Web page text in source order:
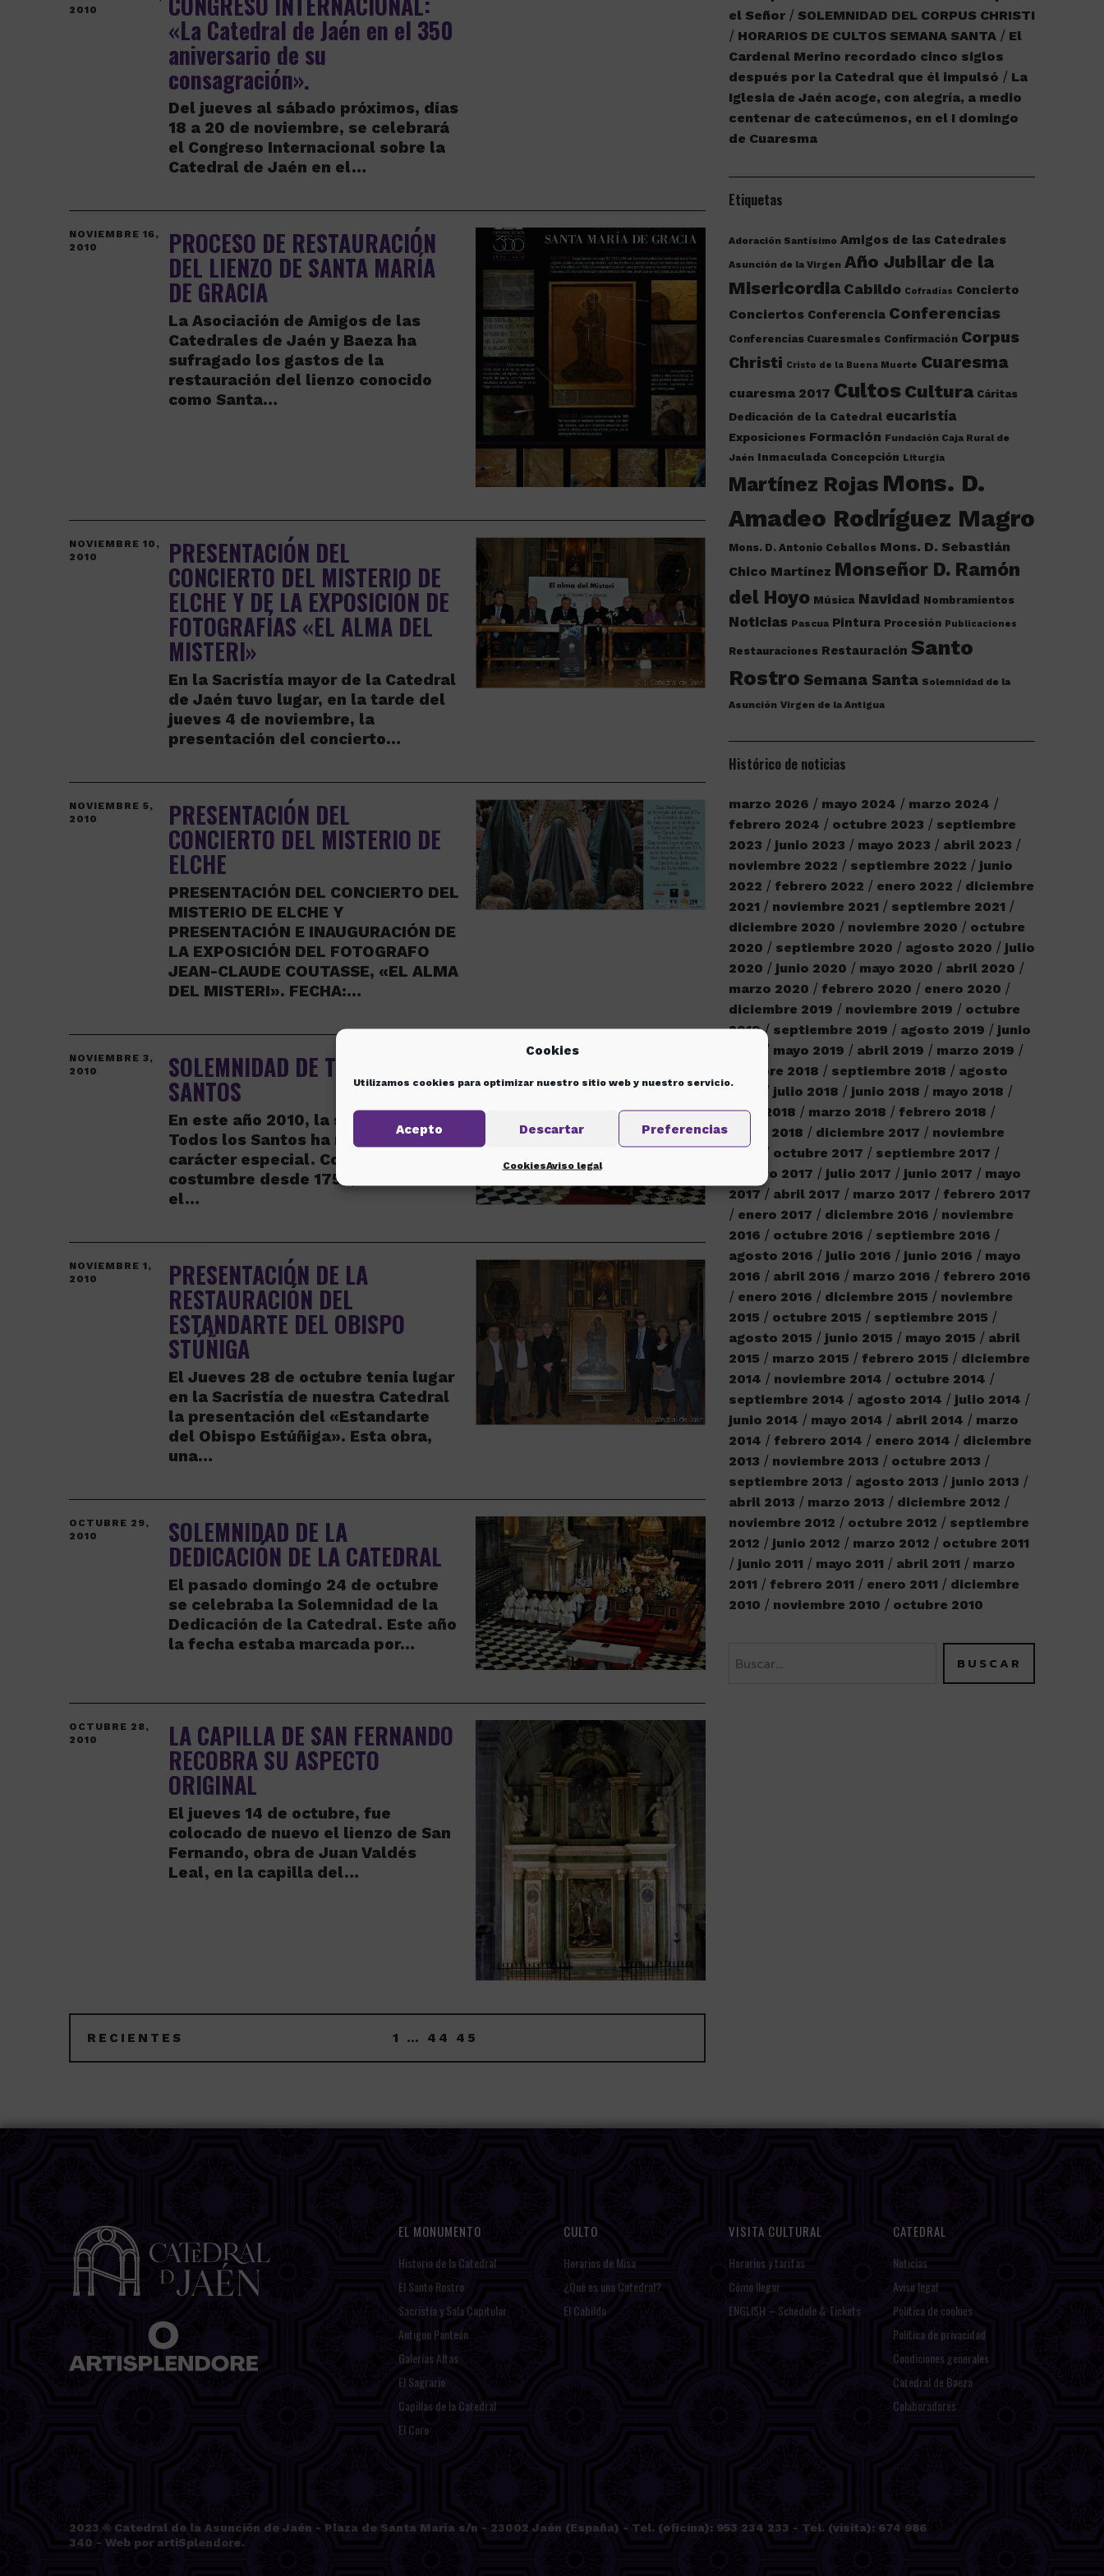
Cookies
Utilizamos cookies para optimizar nuestro sitio web y nuestro servicio.
Acepto Descartar Preferencias
CookiesAviso legal
2010
«La Catedral de Jaén en el 350
aniversario de su
consagración».
Del jueves al sábado próximos, días
18 a 20 de noviembre, se celebrará
el Congreso Internacional sobre la
Catedral de Jaén en el…
NOVIEMBRE 16,
2010
PROCESO DE RESTAURACIÓN
DEL LIENZO DE SANTA MARÍA
DE GRACIA
La Asociación de Amigos de las
Catedrales de Jaén y Baeza ha
sufragado los gastos de la
restauración del lienzo conocido
como Santa…
NOVIEMBRE 10,
2010
PRESENTACIÓN DEL
CONCIERTO DEL MISTERIO DE
ELCHE Y DE LA EXPOSICIÓN DE
FOTOGRAFÍAS «EL ALMA DEL
MISTERI»
En la Sacristía mayor de la Catedral
de Jaén tuvo lugar, en la tarde del
jueves 4 de noviembre, la
presentación del concierto…
NOVIEMBRE 5,
2010
PRESENTACIÓN DEL
CONCIERTO DEL MISTERIO DE
ELCHE
PRESENTACIÓN DEL CONCIERTO DEL
MISTERIO DE ELCHE Y
PRESENTACIÓN E INAUGURACIÓN DE
LA EXPOSICIÓN DEL FOTOGRAFO
JEAN-CLAUDE COUTASSE, «EL ALMA
DEL MISTERI». FECHA:…
NOVIEMBRE 3,
2010
SOLEMNIDAD DE TODOS LOS
SANTOS
En este año 2010, la solemnidad de
Todos los Santos ha revestido un
carácter especial. Como es
costumbre desde 1756, se colocó
el…
NOVIEMBRE 1,
2010
PRESENTACIÓN DE LA
RESTAURACIÓN DEL
ESTANDARTE DEL OBISPO
STÚÑIGA
El Jueves 28 de octubre tenía lugar
en la Sacristía de nuestra Catedral
la presentación del «Estandarte
del Obispo Estúñiga». Esta obra,
una…
OCTUBRE 29,
2010
SOLEMNIDAD DE LA
DEDICACIÓN DE LA CATEDRAL
El pasado domingo 24 de octubre
se celebraba la Solemnidad de la
Dedicación de la Catedral. Este año
la fecha estaba marcada por…
OCTUBRE 28,
2010
LA CAPILLA DE SAN FERNANDO
RECOBRA SU ASPECTO
ORIGINAL
El jueves 14 de octubre, fue
colocado de nuevo el lienzo de San
Fernando, obra de Juan Valdés
Leal, en la capilla del…
RECIENTES 1 … 44 45
el Señor
SOLEMNIDAD DEL CORPUS CHRISTI
HORARIOS DE CULTOS SEMANA SANTA
El
Cardenal Merino recordado cinco siglos
después por la Catedral que él impulsó
La
Iglesia de Jaén acoge, con alegría, a medio
centenar de catecúmenos, en el I domingo
de Cuaresma
Etiquetas
Adoración Santísimo Amigos de las Catedrales
Asunción de la Virgen Año Jubilar de la
Misericordia Cabildo Cofradías Concierto
Conciertos Conferencia Conferencias
Conferencias Cuaresmales Confirmación Corpus
Christi Cristo de la Buena Muerte Cuaresma
cuaresma 2017 Cultos Cultura Cáritas
Dedicación de la Catedral eucaristía
Exposiciones Formación Fundación Caja Rural de
Jaén Inmaculada Concepción Liturgia
Martínez Rojas Mons. D.
Amadeo Rodríguez Magro
Mons. D. Antonio Ceballos Mons. D. Sebastián
Chico Martínez Monseñor D. Ramón
del Hoyo Música Navidad Nombramientos
Noticias Pascua Pintura Procesión Publicaciones
Restauraciones Restauración Santo
Rostro Semana Santa Solemnidad de la
Asunción Virgen de la Antigua
Histórico de noticias
marzo 2026 mayo 2024
marzo 2024
febrero 2024
octubre 2023
septiembre
2023
junio 2023 mayo 2023
abril 2023
noviembre 2022
septiembre 2022
junio
2022
febrero 2022 enero 2022
diciembre
2021
noviembre 2021
septiembre 2021
diciembre 2020
noviembre 2020
octubre
2020
septiembre 2020 agosto 2020
julio
2020
junio 2020 mayo 2020
abril 2020
marzo 2020
febrero 2020
enero 2020
diciembre 2019
noviembre 2019
octubre
2019
septiembre 2019 agosto 2019
junio
mayo 2019 abril 2019
marzo 2019
octubre 2018
septiembre 2018
agosto
2018
julio 2018 junio 2018
mayo 2018
abril 2018
marzo 2018
febrero 2018
enero 2018
diciembre 2017
noviembre
2017
octubre 2017
septiembre 2017
agosto 2017
julio 2017 junio 2017
mayo
2017
abril 2017 marzo 2017
febrero 2017
enero 2017
diciembre 2016
noviembre
2016
octubre 2016
septiembre 2016
agosto 2016
julio 2016 junio 2016
mayo
2016
abril 2016 marzo 2016
febrero 2016
enero 2016
diciembre 2015
noviembre
2015
octubre 2015
septiembre 2015
agosto 2015
junio 2015 mayo 2015
abril
2015
marzo 2015 febrero 2015
diciembre
2014
noviembre 2014
octubre 2014
septiembre 2014
agosto 2014
julio 2014
junio 2014
mayo 2014 abril 2014
marzo
2014
febrero 2014 enero 2014
diciembre
2013
noviembre 2013
octubre 2013
septiembre 2013
agosto 2013
junio 2013
abril 2013
marzo 2013
diciembre 2012
noviembre 2012
octubre 2012
septiembre
2012
junio 2012 marzo 2012
octubre 2011
junio 2011
mayo 2011 abril 2011
marzo
2011
febrero 2011 enero 2011
diciembre
2010
noviembre 2010 octubre 2010
EL MONUMENTO
Historia de la Catedral
El Santo Rostro
Sacristía y Sala Capitular
Antiguo Panteón
Galerías Altas
El Sagrario
Capillas de la Catedral
El Coro
CULTO
Horarios de Misa
¿Qué es una Catedral?
El Cabildo
VISITA CULTURAL
Horarios y tarifas
Cómo llegar
ENGLISH – Schedule & Tickets
CATEDRAL
Noticias
Aviso legal
Política de cookies
Política de privacidad
Condiciones generales
Catedral de Baeza
Colaboradores
2023 © Catedral de la Asunción de Jaén - Plaza de Santa María s/n - 23002 Jaén (España) - Tel. (oficina): 953 234 233 - Tel. (visita): 674 986
340 - Web por artiSplendore